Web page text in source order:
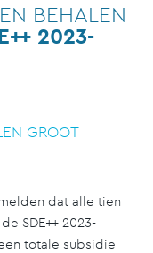
BEHALEN
2023-
GROOT
dat alle tien
SDE++ 2023-
totale subsidie